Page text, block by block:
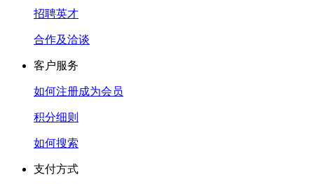
招聘英才
合作及洽谈
客户服务
如何注册成为会员
积分细则
如何搜索
支付方式